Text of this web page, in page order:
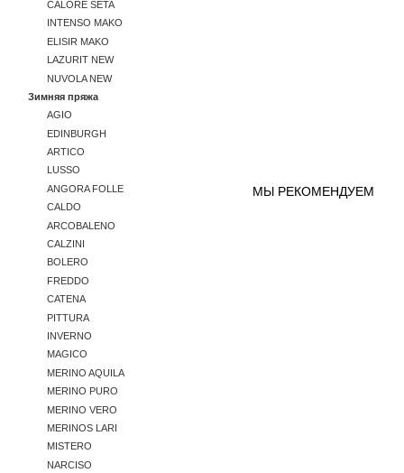
CALORE SETA
INTENSO MAKO
ELISIR MAKO
LAZURIT NEW
NUVOLA NEW
Зимняя пряжа
AGIO
EDINBURGH
ARTICO
LUSSO
ANGORA FOLLE
CALDO
ARCOBALENO
CALZINI
BOLERO
FREDDO
CATENA
PITTURA
INVERNO
MAGICO
MERINO AQUILA
MERINO PURO
MERINO VERO
MERINOS LARI
MISTERO
NARCISO
МЫ РЕКОМЕНДУЕМ